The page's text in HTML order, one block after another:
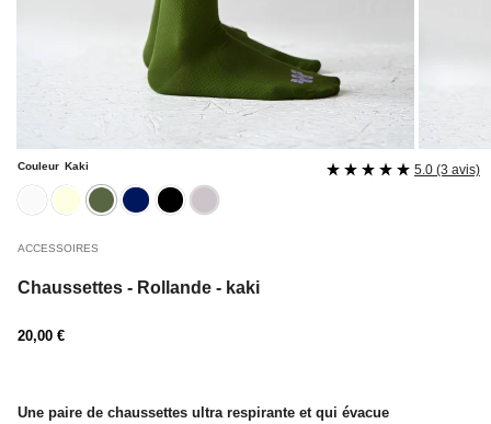
ACCESSOIRES
Chaussettes - Rollande - kaki
5.0 (3 avis)
Prix
20,00 €
Une paire de chaussettes ultra respirante et qui évacue
Couleur Kaki
blancecru kaki navy noire rose